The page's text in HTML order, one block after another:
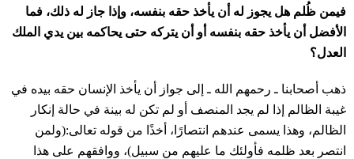
فيمن ظُلم هل يجوز له أن يأخذ حقه بنفسه، وإذا جاز له ذلك، فما
الأفضل أن يأخذ حقه بنفسه أو أن يتركه حتى يحاكمه بين يدي الملك
العدل؟
ذهب أصحابنا ـ رحمهم الله ـ إلى جواز أن يأخذ الإنسان حقه بيده في
غيبة الظالم إذا لم يجد المنصف أو لم تكن له بينة في حالة إنكار
الظالم، وهذا يسمى عندهم انتصارًا، أخذًا من قوله تعالى:(ولمن
انتصر بعد ظلمه فأولئك ما عليهم من سبيل)، ووافقهم على هذا